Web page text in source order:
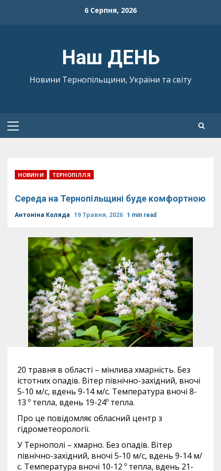
6 Серпня, 2026
Наш ДЕНЬ
Новини Тернопільщини, України та світу
Primary
НОВИНИ ТЕРНОПІЛЛЯ
Середа на Тернопільщині буде комфортною
Антоніна Коляда 19 Травня, 2026 1 min read
20 травня в області – мінлива хмарність. Без
істотних опадів. Вітер північно-західний, вночі
5-10 м/с, вдень 9-14 м/с. Температура вночі 8-
13 º тепла, вдень 19-24º тепла.
Про це повідомляє обласний центр з
гідрометеорології.
У Тернополі – хмарно. Без опадів. Вітер
північно-західний, вночі 5-10 м/с, вдень 9-14 м/
с. Температура вночі 10-12 º тепла, вдень 21-